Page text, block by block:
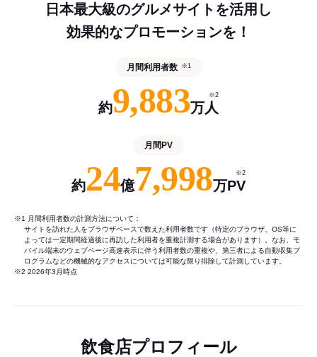
日本最大級のグルメサイトを活用し
効果的なプロモーションを！
月間利用者数 ※1
約9,883万人
※2
月間PV
約24億7,998万PV
※2
※1 月間利用者数の計測方法について：
サイトを訪れた人をブラウザベースで数えた利用者数です（特定のブラウザ、OS等に
よっては一定期間経過後に再訪した利用者を重複計測する場合があります）。なお、モ
バイル端末のウェブページ高速表示に伴う利用者数の重複や、第三者による自動収集プ
ログラムなどの機械的なアクセスについては可能な限り排除して計測しています。
※2 2026年3月時点
飲食店プロフィール